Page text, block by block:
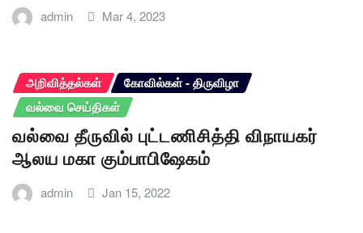
admin Mar 4, 2023
அறிவித்தல்கள்
கோவில்கள் - திருவிழா
வல்வை செய்திகள்
வல்வை தீருவில் புட்டணிசித்தி விநாயகர்
ஆலய மகா கும்பாபிஷேகம்
admin Jan 15, 2022